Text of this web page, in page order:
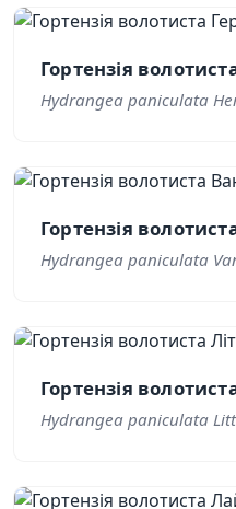
Гортензія
Hydrangea paniculata
Гортензія
Hydrangea paniculata
Гортензія
Hydrangea paniculata